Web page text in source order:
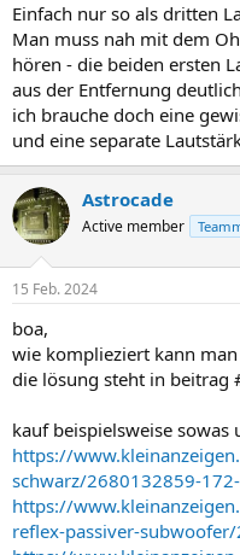
Einfach nur so als dritten
Man muss nah mit dem
hören - die beiden ersten
aus der Entfernung
ich brauche doch eine
und eine separate
Astrocade
Active member
15 Feb. 2024
boa,
wie komplieziert kann man
die lösung steht in beitrag
kauf beispielsweise sowas
https://
schwarz/2680132859-
https://
reflex-passiver-